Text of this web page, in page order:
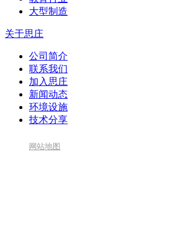
大型制造
关于思庄
公司简介
联系我们
加入思庄
新闻动态
环境设施
技术分享
网站地图